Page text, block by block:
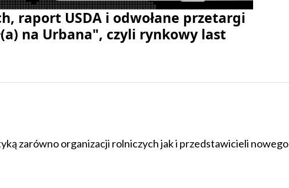
raport USDA i odwołane przetargi
na Urbana", czyli rynkowy last
zarówno organizacji rolniczych jak i przedstawicieli nowego